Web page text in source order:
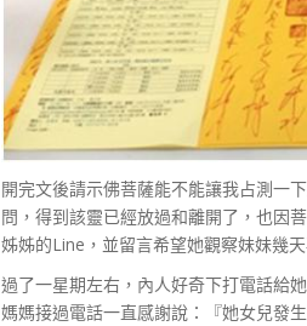
開完文後請示佛菩薩能不能讓我占測一
問，得到該靈已經放過和離開了，也因
姊姊的Line，並留言希望她觀察妹妹幾
過了一星期左右，內人好奇下打電話給
媽媽接過電話一直感謝說：『她女兒發